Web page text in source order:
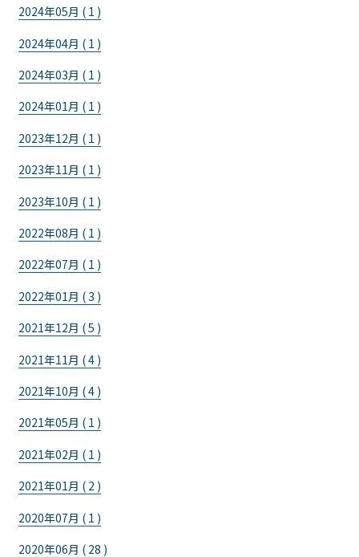
2024年05月 ( 1 )
2024年04月 ( 1 )
2024年03月 ( 1 )
2024年01月 ( 1 )
2023年12月 ( 1 )
2023年11月 ( 1 )
2023年10月 ( 1 )
2022年08月 ( 1 )
2022年07月 ( 1 )
2022年01月 ( 3 )
2021年12月 ( 5 )
2021年11月 ( 4 )
2021年10月 ( 4 )
2021年05月 ( 1 )
2021年02月 ( 1 )
2021年01月 ( 2 )
2020年07月 ( 1 )
2020年06月 ( 28 )